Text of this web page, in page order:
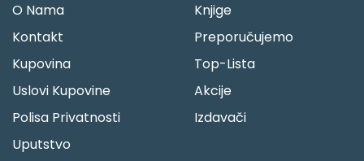
O Nama
Kontakt
Kupovina
Uslovi Kupovine
Polisa Privatnosti
Uputstvo
Knjige
Preporučujemo
Top-Lista
Akcije
Izdavači